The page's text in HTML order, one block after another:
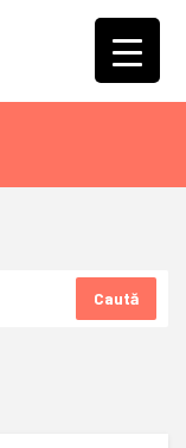
Caută